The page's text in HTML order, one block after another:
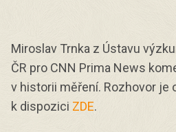
Miroslav Trnka z Ústavu
ČR pro CNN Prima News
v historii měření. Rozhovor je
k dispozici ZDE.